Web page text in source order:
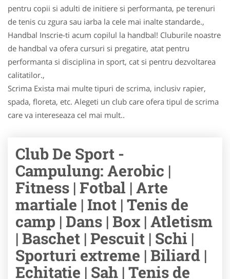
pentru copii si adulti de initiere si performanta, pe terenuri
de tenis cu zgura sau iarba la cele mai inalte standarde.,
Handbal Inscrie-ti acum copilul la handbal! Cluburile noastre
de handbal va ofera cursuri si pregatire, atat pentru
performanta si disciplina in sport, cat si pentru dezvoltarea
calitatilor.,
Scrima Exista mai multe tipuri de scrima, inclusiv rapier,
spada, floreta, etc. Alegeti un club care ofera tipul de scrima
care va intereseaza cel mai mult..
Club De Sport -
Campulung: Aerobic |
Fitness | Fotbal | Arte
martiale | Inot | Tenis de
camp | Dans | Box | Atletism
| Baschet | Pescuit | Schi |
Sporturi extreme | Biliard |
Echitatie | Sah | Tenis de